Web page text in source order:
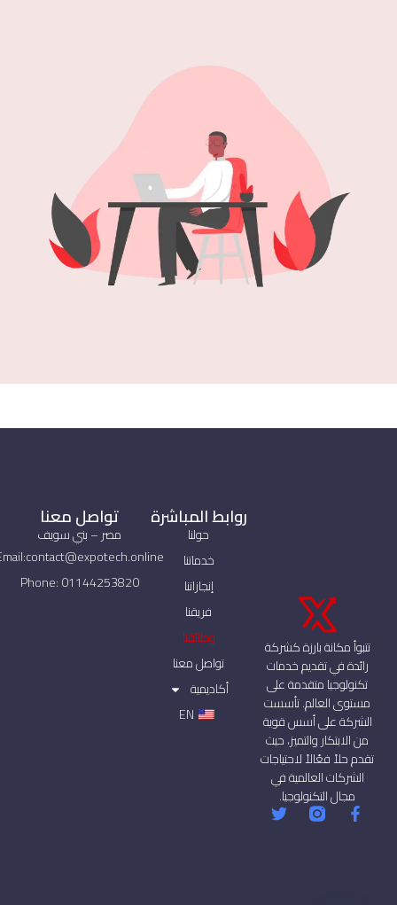
تتبوأ مكانة بارزة كشركة
رائدة في تقديم خدمات
تكنولوجيا متقدمة على
مستوى العالم. تأسست
الشركة على أسس قوية
من الابتكار والتميز، حيث
تقدم حلاً فعّالاً لاحتياجات
الشركات العالمية في
مجال التكنولوجيا.
روابط المباشرة
حولنا
خدماتنا
إنجازاتنا
فريقنا
وظائفنا
تواصل معنا
أكاديمية
EN
تواصل معنا
مصر – بني سويف
Email:contact@expotech.online
Phone: 01144253820